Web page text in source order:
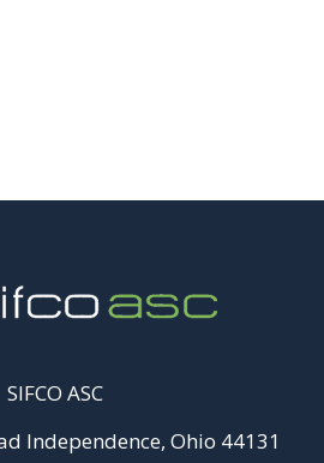
SIFCO ASC
Independence, Ohio 44131